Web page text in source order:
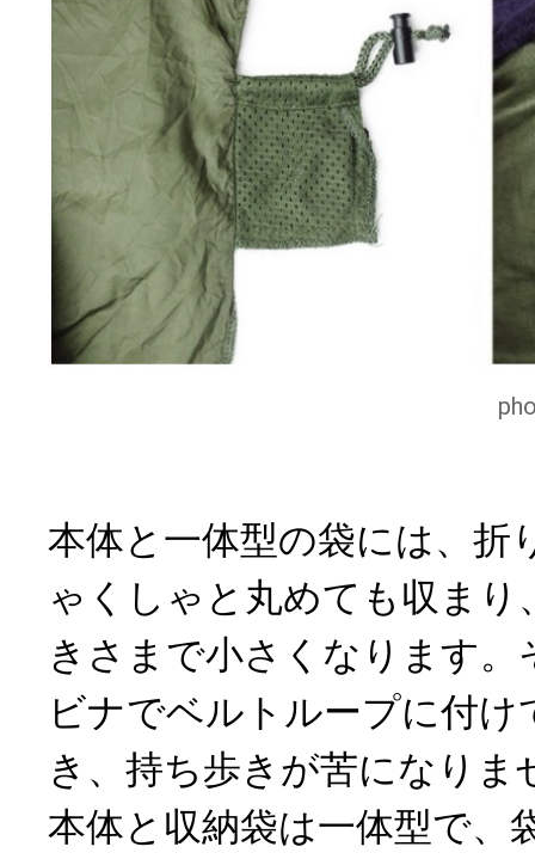
本体と一体型の袋には、折
ゃくしゃと丸めても収まり
きさまで小さくなります
ビナでベルトループに付
き、持ち歩きが苦になり
本体と収納袋は一体型で、